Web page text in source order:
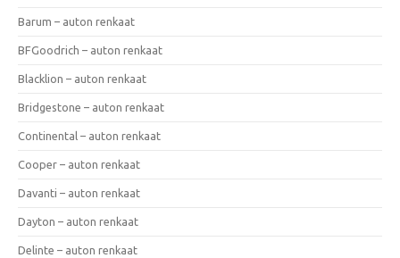
Barum – auton renkaat
BFGoodrich – auton renkaat
Blacklion – auton renkaat
Bridgestone – auton renkaat
Continental – auton renkaat
Cooper – auton renkaat
Davanti – auton renkaat
Dayton – auton renkaat
Delinte – auton renkaat